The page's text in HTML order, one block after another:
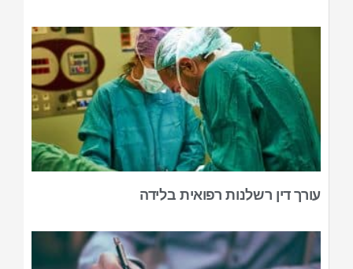
עורך דין רשלנות רפואית בלידה